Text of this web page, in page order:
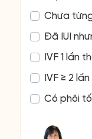
Chưa
Đã IUI
IVF 1 lần
IVF ≥ 2
Có phôi